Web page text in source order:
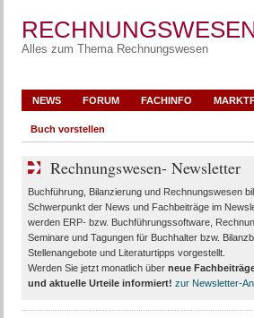
Alles zum Thema Rechnungswesen
NEWS FORUM FACHINFO
Buch vorstellen
Rechnungswesen- Newsletter
Buchführung, Bilanzierung und Rechnungswesen
Schwerpunkt der News und Fachbeiträge im
werden ERP- bzw. Buchführungssoftware,
Seminare und Tagungen für Buchhalter bzw.
Stellenangebote und Literaturtipps vorgestellt.
Werden Sie jetzt monatlich über neue
und aktuelle Urteileinformiert! zur Newsletter-